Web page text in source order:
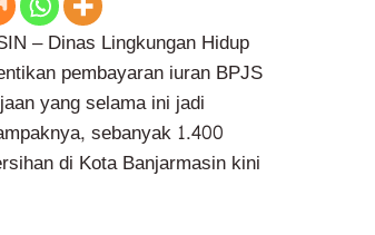
– Dinas Lingkungan Hidup
pembayaran iuran BPJS
yang selama ini jadi
sebanyak 1.400
di Kota Banjarmasin kini